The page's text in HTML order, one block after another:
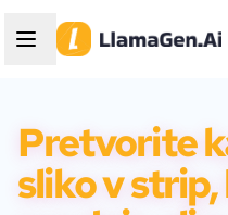
Pretvorite
sliko v